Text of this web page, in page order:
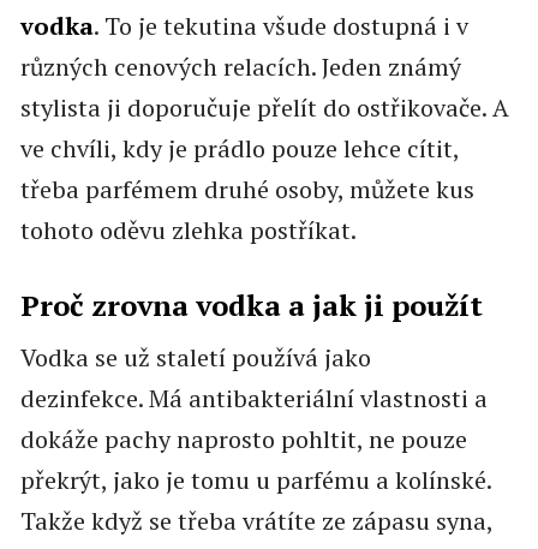
vodka. To je tekutina všude dostupná i v
různých cenových relacích. Jeden známý
stylista ji doporučuje přelít do ostřikovače. A
ve chvíli, kdy je prádlo pouze lehce cítit,
třeba parfémem druhé osoby, můžete kus
tohoto oděvu zlehka postříkat.
Proč zrovna vodka a jak ji použít
Vodka se už staletí používá jako
dezinfekce. Má antibakteriální vlastnosti a
dokáže pachy naprosto pohltit, ne pouze
překrýt, jako je tomu u parfému a kolínské.
Takže když se třeba vrátíte ze zápasu syna,